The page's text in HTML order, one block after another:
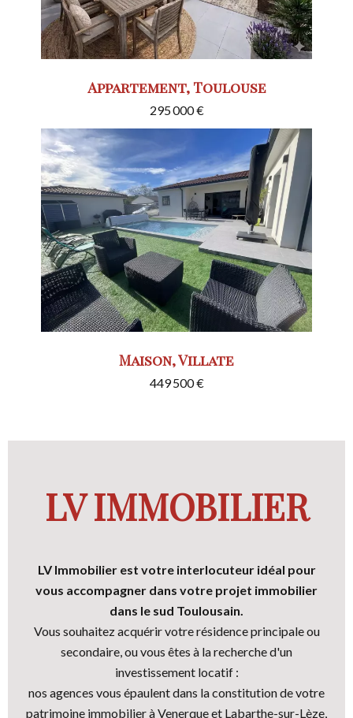
Appartement, Toulouse
295 000 €
Maison, Villate
449 500 €
LV IMMOBILIER
LV Immobilier est votre interlocuteur idéal pour
vous accompagner dans votre projet immobilier
dans le sud Toulousain.
Vous souhaitez acquérir votre résidence principale ou
secondaire, ou vous êtes à la recherche d'un
investissement locatif :
nos agences vous épaulent dans la constitution de votre
patrimoine immobilier à Venerque et Labarthe-sur-Lèze,